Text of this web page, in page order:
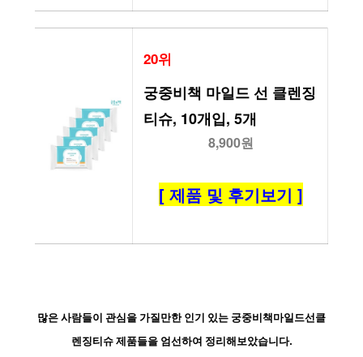
20위
궁중비책 마일드 선 클렌징
티슈, 10개입, 5개
8,900원
[ 제품 및 후기보기 ]
많은 사람들이 관심을 가질만한 인기 있는 궁중비책마일드선클
렌징티슈 제품들을 엄선하여 정리해보았습니다.